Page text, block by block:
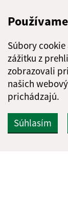
Súbory
zážitku z
zobrazovali
našich
prichádzajú.
Súhlasím